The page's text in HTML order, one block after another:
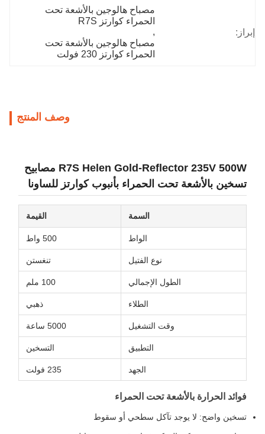
إبراز:
مصباح هالوجين بالأشعة تحت
الحمراء كوارتز R7S
,
مصباح هالوجين بالأشعة تحت
الحمراء كوارتز 230 فولت
وصف المنتج
R7S Helen Gold-Reflector 235V 500W مصابيح
تسخين بالأشعة تحت الحمراء بأنبوب كوارتز للساونا
السمة القيمة
الواط 500 واط
نوع الفتيل تنغستن
الطول الإجمالي 100 ملم
الطلاء ذهبي
وقت التشغيل 5000 ساعة
التطبيق التسخين
الجهد 235 فولت
فوائد الحرارة بالأشعة تحت الحمراء
تسخين واضح: لا يوجد تآكل سطحي أو سقوط